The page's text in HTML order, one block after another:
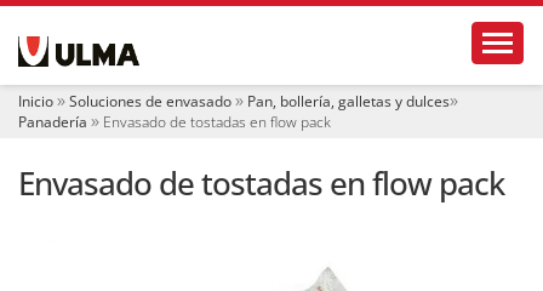
e Inicio Soluciones de envasado
Pan, bollería, galletas y dulces
Panadería
Envasado de tostadas en flow pack
Envasado de tostadas en flow pack